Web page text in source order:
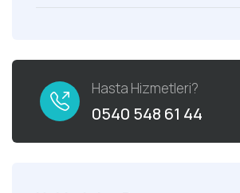
Hasta Hizmetleri?
0540 548 61 44